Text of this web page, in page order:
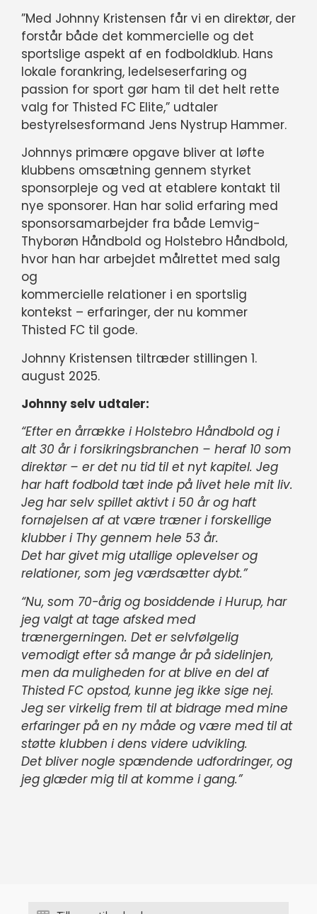
”Med Johnny Kristensen får vi en direktør, der
forstår både det kommercielle og det
sportslige aspekt af en fodboldklub. Hans
lokale forankring, ledelseserfaring og
passion for sport gør ham til det helt rette
valg for Thisted FC Elite,” udtaler
bestyrelsesformand Jens Nystrup Hammer.
Johnnys primære opgave bliver at løfte
klubbens omsætning gennem styrket
sponsorpleje og ved at etablere kontakt til
nye sponsorer. Han har solid erfaring med
sponsorsamarbejder fra både Lemvig-
Thyborøn Håndbold og Holstebro Håndbold,
hvor han har arbejdet målrettet med salg
og
kommercielle relationer i en sportslig
kontekst – erfaringer, der nu kommer
Thisted FC til gode.
Johnny Kristensen tiltræder stillingen 1.
august 2025.
Johnny selv udtaler:
“Efter en årrække i Holstebro Håndbold og i
alt 30 år i forsikringsbranchen – heraf 10 som
direktør – er det nu tid til et nyt kapitel. Jeg
har haft fodbold tæt inde på livet hele mit liv.
Jeg har selv spillet aktivt i 50 år og haft
fornøjelsen af at være træner i forskellige
klubber i Thy gennem hele 53 år.
Det har givet mig utallige oplevelser og
relationer, som jeg værdsætter dybt.”
“Nu, som 70-årig og bosiddende i Hurup, har
jeg valgt at tage afsked med
trænergerningen. Det er selvfølgelig
vemodigt efter så mange år på sidelinjen,
men da muligheden for at blive en del af
Thisted FC opstod, kunne jeg ikke sige nej.
Jeg ser virkelig frem til at bidrage med mine
erfaringer på en ny måde og være med til at
støtte klubben i dens videre udvikling.
Det bliver nogle spændende udfordringer, og
jeg glæder mig til at komme i gang.”